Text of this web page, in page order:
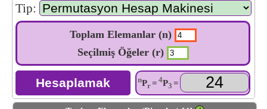
Tip:
Toplam Elemanlar (n)
Seçilmiş Öğeler (r)
nPr= 4P3 =